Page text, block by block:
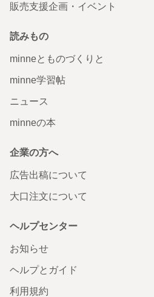
販売支援企画・イベント
読みもの
minneとものづくりと
minne学習帖
ニュース
minneの本
企業の方へ
広告出稿について
大口注文について
ヘルプセンター
お知らせ
ヘルプとガイド
利用規約